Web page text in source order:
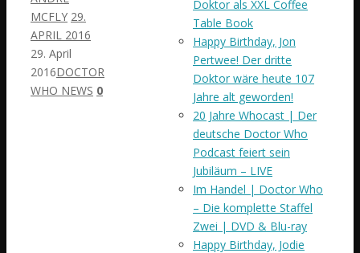
MCFLY 29.
APRIL 2016
29. April
2016DOCTOR
WHO NEWS 0
Doktor als XXL Coffee
Table Book
Happy Birthday, Jon
Pertwee! Der dritte
Doktor wäre heute 107
Jahre alt geworden!
20 Jahre Whocast | Der
deutsche Doctor Who
Podcast feiert sein
Jubiläum – LIVE
Im Handel | Doctor Who
– Die komplette Staffel
Zwei | DVD & Blu-ray
Happy Birthday, Jodie